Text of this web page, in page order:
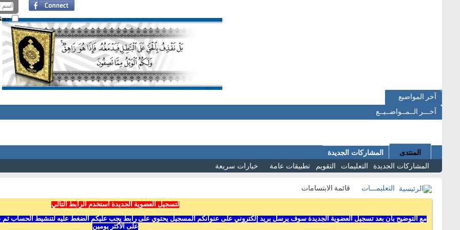
حفظ
آخر المواضيع
آخـــر الــمــواضــيــع
المنتدى
المشاركات الجديدة
التعليمات التقويم تطبيقات عامة خيارات سريعة
المشاركات الجديدة
التعليمـــات قائمة الابتسامات
لتسجيل العضوية الجديدة أستخدم الرابط التالي
مع التوضيح بأن بعد تسجيل العضوية الجديدة سوف يرسل بريد إلكتروني على عنوانكم المسجيل يحتوي على رابط يجب عليكم الضغط عليه لتنشيط الحساب ثم
على الأكثر يومين